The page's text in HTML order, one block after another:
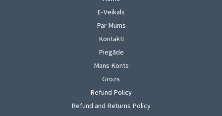
E-Veikals
Par Mums
Kontakti
Piegāde
Mans Konts
Grozs
Refund Policy
Refund and Returns Policy